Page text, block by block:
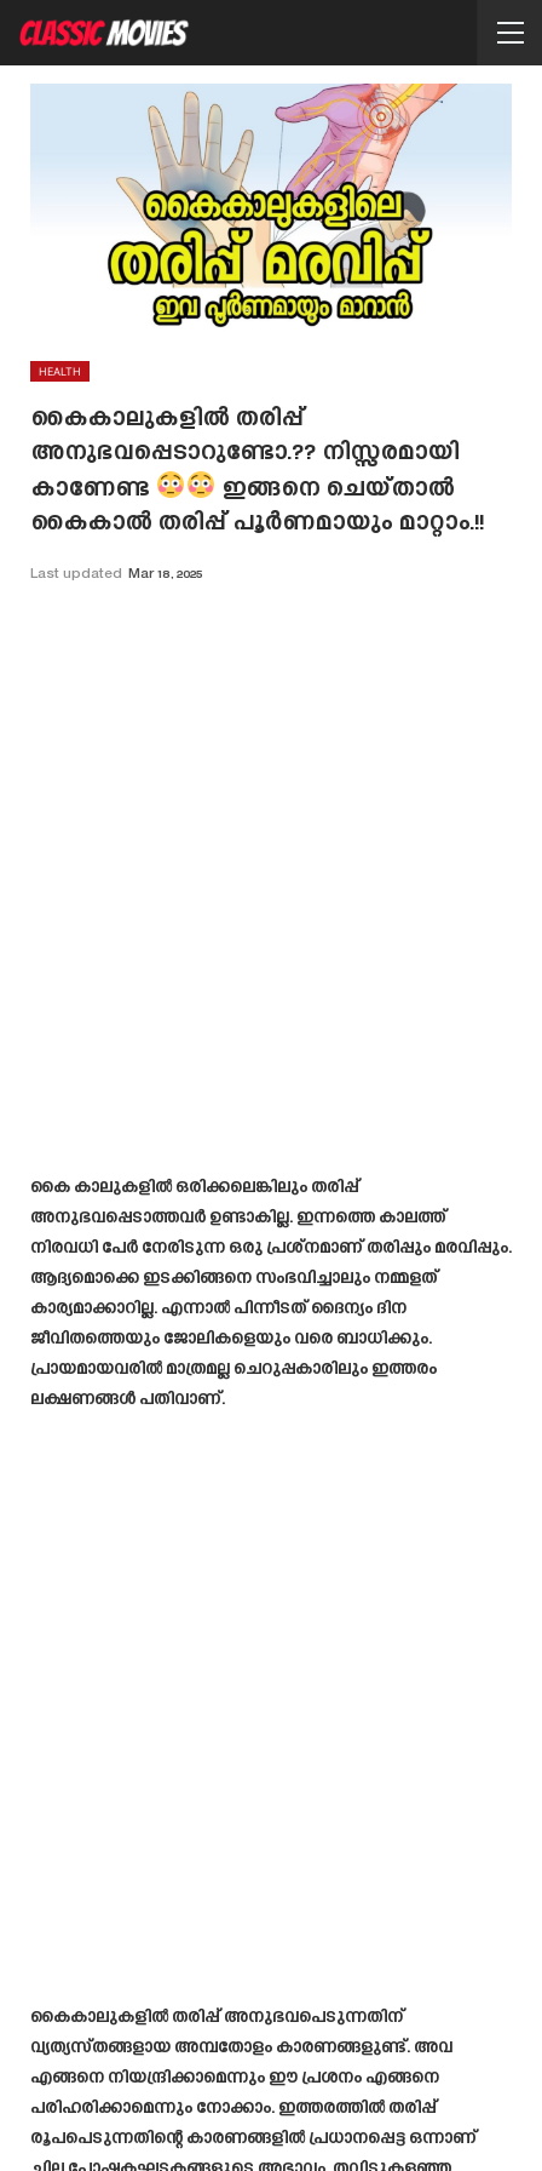
HEALTH
കൈകാലുകളിൽ തരിപ്പ്
അനുഭവപ്പെടാറുണ്ടോ.?? നിസ്സരമായി
കാണേണ്ട
ഇങ്ങനെ ചെയ്താൽ
കൈകാൽ തരിപ്പ് പൂർണമായും മാറ്റാം.!!
Last updated Mar 18, 2025
കൈ കാലുകളിൽ ഒരിക്കലെങ്കിലും തരിപ്പ്
അനുഭവപ്പെടാത്തവർ ഉണ്ടാകില്ല. ഇന്നത്തെ കാലത്ത്
നിരവധി പേർ നേരിടുന്ന ഒരു പ്രശ്‌നമാണ് തരിപ്പും മരവിപ്പും.
ആദ്യമൊക്കെ ഇടക്കിങ്ങനെ സംഭവിച്ചാലും നമ്മളത്
കാര്യമാക്കാറില്ല. എന്നാൽ പിന്നീടത് ദൈന്യം ദിന
ജീവിതത്തെയും ജോലികളെയും വരെ ബാധിക്കും.
പ്രായമായവരിൽ മാത്രമല്ല ചെറുപ്പകാരിലും ഇത്തരം
ലക്ഷണങ്ങൾ പതിവാണ്.
കൈകാലുകളിൽ തരിപ്പ് അനുഭവപെടുന്നതിന്
വ്യത്യസ്‍തങ്ങളായ അമ്പതോളം കാരണങ്ങളുണ്ട്. അവ
എങ്ങനെ നിയന്ദ്രിക്കാമെന്നും ഈ പ്രശനം എങ്ങനെ
പരിഹരിക്കാമെന്നും നോക്കാം. ഇത്തരത്തിൽ തരിപ്പ്
രൂപപെടുന്നതിന്റെ കാരണങ്ങളിൽ പ്രധാനപ്പെട്ട ഒന്നാണ്